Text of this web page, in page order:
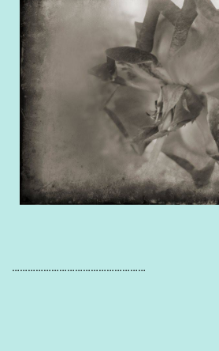
……………………………………………